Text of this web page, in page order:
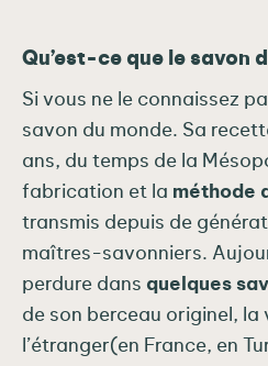
Qu’est-ce que le savon
Si vous ne le connaissez
savon du monde. Sa
ans, du temps de la
fabrication et la méthode
transmis depuis de
maîtres-savonniers.
perdure dans quelques
de son berceau originel, la
l’étranger(en France, en